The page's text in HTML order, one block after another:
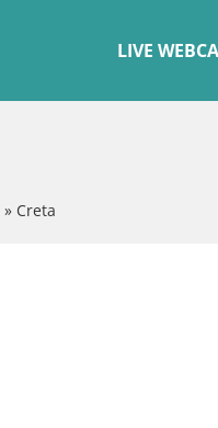
LIVE
» Creta